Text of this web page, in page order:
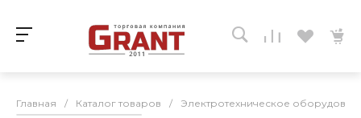
Главная / Каталог товаров / Электротехническое